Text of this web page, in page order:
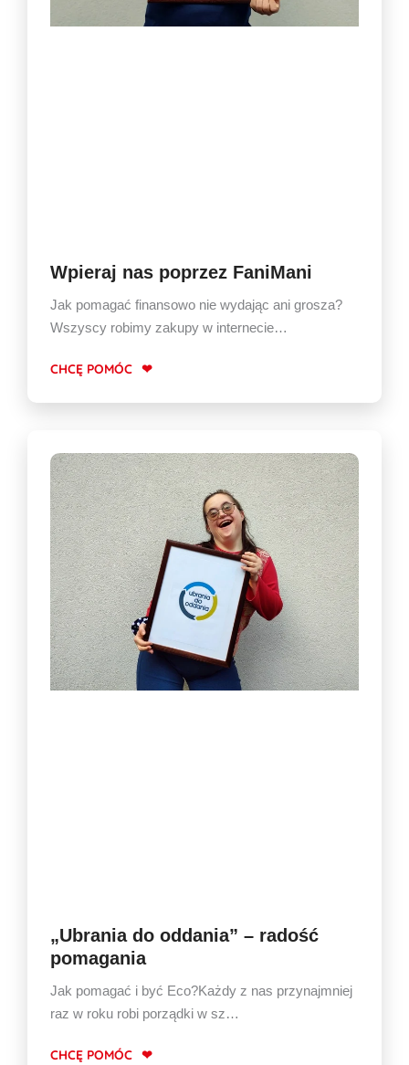
Wpieraj nas poprzez FaniMani
Jak pomagać finansowo nie wydając ani grosza?
Wszyscy robimy zakupy w internecie…
CHCĘ POMÓC
„Ubrania do oddania” – radość
pomagania
Jak pomagać i być Eco?Każdy z nas przynajmniej
raz w roku robi porządki w sz…
CHCĘ POMÓC